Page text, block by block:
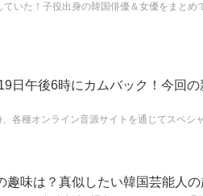
いた！子役出身の韓国俳優＆女優をまとめ
日午後6時にカムバック！今回
各種オンライン音源サイトを通じてスペ
趣味は？真似したい韓国芸能人